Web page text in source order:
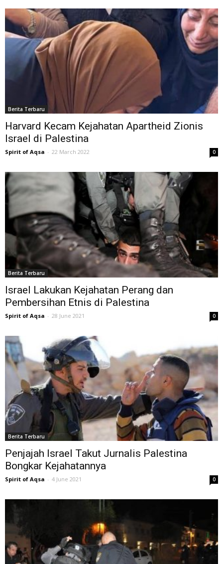
Berita Terbaru
Harvard Kecam Kejahatan Apartheid Zionis
Israel di Palestina
Spirit of Aqsa - 22 March 2022 0
Berita Terbaru
Israel Lakukan Kejahatan Perang dan
Pembersihan Etnis di Palestina
Spirit of Aqsa - 28 June 2021 0
Berita Terbaru
Penjajah Israel Takut Jurnalis Palestina
Bongkar Kejahatannya
Spirit of Aqsa - 4 June 2021 0